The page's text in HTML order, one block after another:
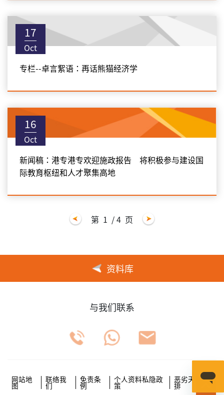
17
Oct
专栏--卓言絮语：再话熊猫经济学
16
Oct
新闻稿：港专港专欢迎施政报告 将积极参与建设国
际教育枢纽和人才聚集高地
第 1 / 4 页
资料库
与我们联系
网站地
图
联络我
们
免责条
例
个人资料私隐政
策
恶劣天气安
排